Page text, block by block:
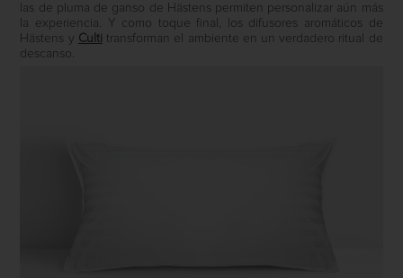
las de pluma de ganso de Hästens permiten personalizar aún más
la experiencia. Y como toque final, los difusores aromáticos de
Hästens y Culti transforman el ambiente en un verdadero ritual de
descanso.